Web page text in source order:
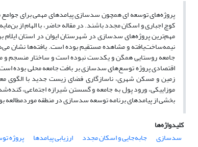
پروژه‌‌های توسعه ای همچون سدسازی پیامد‌های مهمی برای
کوچ اجباری و اسکان مجدد باشند. در مقاله حاضر، با الهام از
مهم‌ترین پروژه‌‌های سدسازی در شهرستان ایوان در استان
نیمه‌ساخت‌یافته و مشاهده مستقیم بوده است. یافته‌ها نشان
جامعه روستایی همگن و یکدست نبوده است و ساختار منسجم و
اقتصادی پروژه توسع‌های سدسازی بر بافت جامعه محلی بوده
زمین و مسکن شهری، ناسازگاری فضای زیست جدید با الگوی
موزاییکی، ورود پول به جامعه و گسستن شیرازه اجتماعی،
بخشی از پیامد‌های برنامه توسعه سدسازی در منطقه موردمطالعه
کلیدواژه‌ها
سدسازی
جابه‌جایی و اسکان مجدد ارزیابی پیامدها پروژه